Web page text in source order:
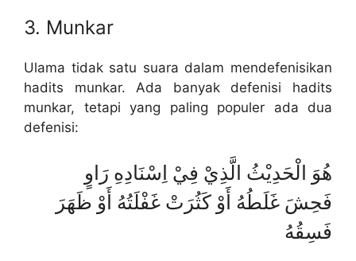
3. Munkar
Ulama tidak satu suara dalam mendefenisikan
hadits munkar. Ada banyak defenisi hadits
munkar, tetapi yang paling populer ada dua
defenisi:
هُوَ الْحَدِيْثُ الَّذِيْ فِيْ اِسْنَادِهِ رَاوٍ
فَحِشَ غَلَطُهُ أَوْ كَثُرَتْ غَفْلَتُهُ أَوْ ظَهَرَ
فَسِقُهُ